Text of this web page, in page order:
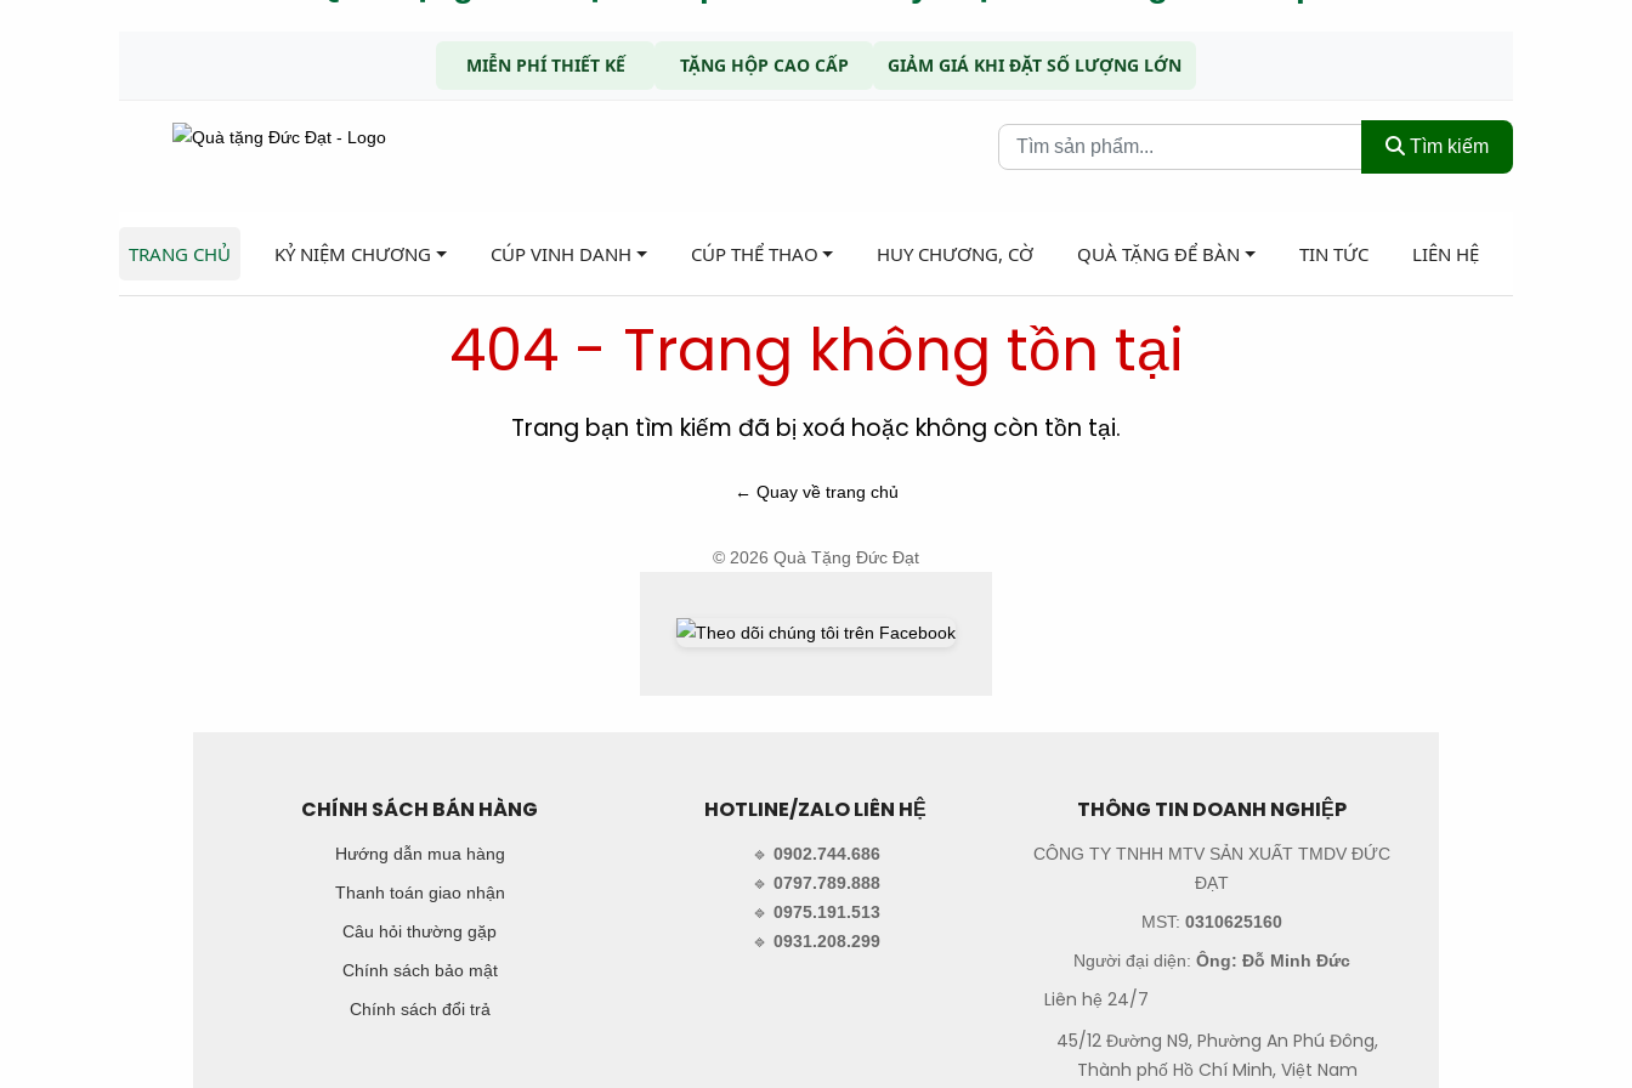
MIỄN PHÍ THIẾT KẾ TẶNG HỘP CAO CẤP GIẢM GIÁ KHI ĐẶT SỐ LƯỢNG LỚN
Tìm kiếm
TRANG CHỦ KỶ NIỆM CHƯƠNG CÚP VINH DANH CÚP THỂ THAO HUY CHƯƠNG, CỜ QUÀ TẶNG ĐỂ BÀN TIN TỨC LIÊN HỆ
404 - Trang không tồn tại
Trang bạn tìm kiếm đã bị xoá hoặc không còn tồn tại.
← Quay về trang chủ
© 2026 Quà Tặng Đức Đạt
CHÍNH SÁCH BÁN HÀNG
Hướng dẫn mua hàng
Thanh toán giao nhận
Câu hỏi thường gặp
Chính sách bảo mật
Chính sách đổi trả
HOTLINE/ZALO LIÊN HỆ
🔹 0902.744.686
🔹 0797.789.888
🔹 0975.191.513
🔹 0931.208.299
THÔNG TIN DOANH NGHIỆP
CÔNG TY TNHH MTV SẢN XUẤT TMDV ĐỨC
ĐẠT
MST: 0310625160
Người đại diện: Ông: Đỗ Minh Đức
Liên hệ 24/7
45/12 Đường N9, Phường An Phú Đông,
Thành phố Hồ Chí Minh, Việt Nam